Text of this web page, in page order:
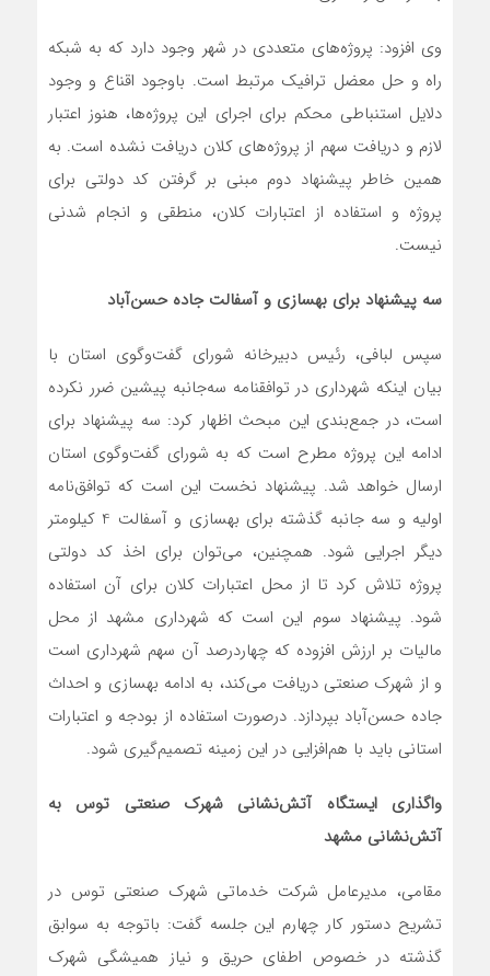
وی افزود: پروژه‌های متعددی در شهر وجود دارد که به شبکه
راه و حل معضل ترافیک مرتبط است. باوجود اقناع و وجود
دلایل استنباطی محکم برای اجرای این پروژه‌ها، هنوز اعتبار
لازم و دریافت سهم از پروژه‌های کلان دریافت نشده است. به
همین خاطر پیشنهاد دوم مبنی بر گرفتن کد دولتی برای
پروژه و استفاده از اعتبارات کلان، منطقی و انجام شدنی
نیست.
سه پیشنهاد برای بهسازی و آسفالت جاده حسن‌آباد
سپس لبافی، رئیس دبیرخانه شورای گفت‌وگوی استان با
بیان اینکه شهرداری در توافقنامه سه‌جانبه پیشین ضرر نکرده
است، در جمع‌بندی این مبحث اظهار کرد: سه پیشنهاد برای
ادامه این پروژه مطرح است که به شورای گفت‌وگوی استان
ارسال خواهد شد. پیشنهاد نخست این است که توافق‌نامه
اولیه و سه جانبه گذشته برای بهسازی و آسفالت 4 کیلومتر
دیگر اجرایی شود. همچنین، می‌توان برای اخذ کد دولتی
پروژه تلاش کرد تا از محل اعتبارات کلان برای آن استفاده
شود. پیشنهاد سوم این است که شهرداری مشهد از محل
مالیات بر ارزش افزوده که چهاردرصد آن سهم شهرداری است
و از شهرک صنعتی دریافت می‌کند، به ادامه بهسازی و احداث
جاده حسن‌آباد بپردازد. درصورت استفاده از بودجه و اعتبارات
استانی باید با هم‌افزایی در این زمینه تصمیم‌‌گیری شود.
واگذاری ایستگاه آتش‌نشانی شهرک صنعتی توس به
آتش‌نشانی مشهد
مقامی، مدیرعامل شرکت خدماتی شهرک صنعتی توس در
تشریح دستور کار چهارم این جلسه گفت: باتوجه به سوابق
گذشته در خصوص اطفای حریق و نیاز همیشگی شهرک